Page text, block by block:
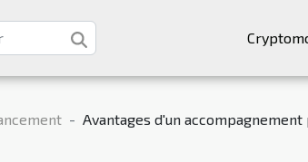
Avantages d'un